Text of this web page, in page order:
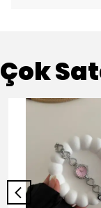
Çok